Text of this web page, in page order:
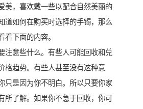
美，喜欢戴一些以配合自然美丽的
道如何在购买时选择的手镯，那么
看下面的内容。
意些什么。有些人可能回收和兑
格趋势。有些人甚至没有这种意
只是因为你不明白。所以只要你家
所了解。如果你不急于回收，你可